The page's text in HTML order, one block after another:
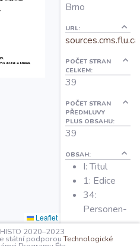
Leaflet
Brno
URL:
POČET STRAN
CELKEM:
39
POČET STRAN
PŘEDMLUVY
PLUS OBSAHU:
39
OBSAH:
I: Titul
1: Edice
34:
Personen-
und
Ortsregister
2020–2023
státní podporouTechnologické